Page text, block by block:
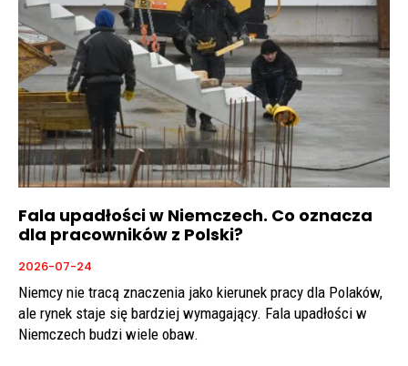
Fala upadłości w Niemczech. Co oznacza
dla pracowników z Polski?
2026-07-24
Niemcy nie tracą znaczenia jako kierunek pracy dla Polaków,
ale rynek staje się bardziej wymagający. Fala upadłości w
Niemczech budzi wiele obaw.